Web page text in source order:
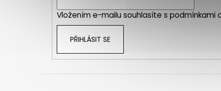
Vložením e-mailu souhlasíte s podmínkami
PŘIHLÁSIT SE